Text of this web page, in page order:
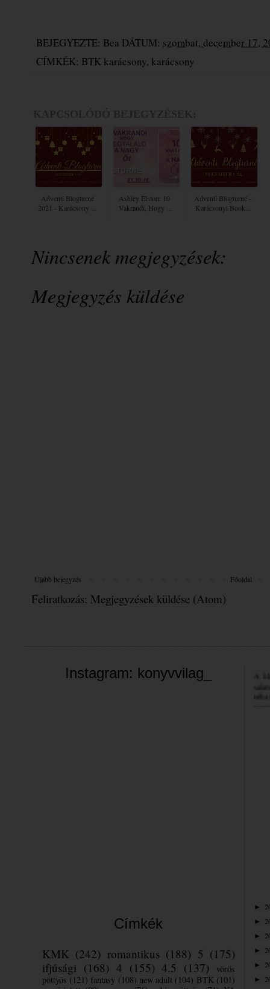
BEJEGYEZTE: Bea DÁTUM: szombat, december 17,
CÍMKÉK: BTK karácsony, karácsony
Adventi Blogturné
2021 - Karácsony ...
Ashley Elston: 10 ​
Vakrandi, Hogy ...
Adventi Blogturné -
Karácsonyi Book...
Nincsenek megjegyzések:
Megjegyzés küldése
Újabb bejegyzés Főoldal
Feliratkozás: Megjegyzések küldése (Atom)
Instagram: konyvvilag_
Címkék
KMK (242) romantikus (188) 5 (175)
ifjúsági (168) 4 (155) 4.5 (137)
vörös
pöttyös (121) fantasy (108) new adult (104) BTK (101)
►
►
►
►
►
►